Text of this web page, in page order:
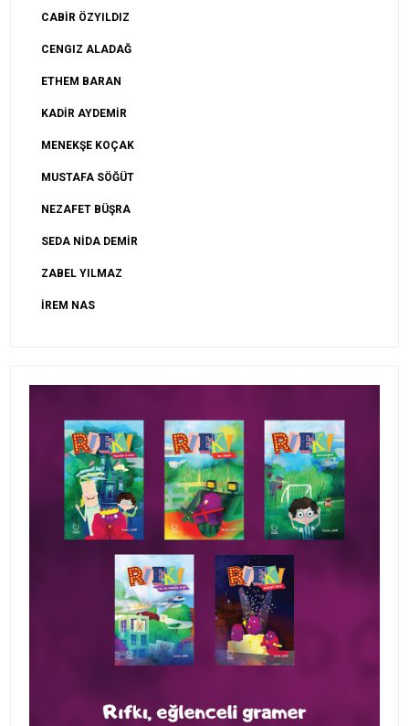
CABİR ÖZYILDIZ
CENGIZ ALADAĞ
ETHEM BARAN
KADİR AYDEMİR
MENEKŞE KOÇAK
MUSTAFA SÖĞÜT
NEZAFET BÜŞRA
SEDA NİDA DEMİR
ZABEL YILMAZ
İREM NAS